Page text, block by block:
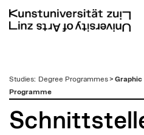
zum
Inhalt
Studies: Degree Programmes> Graphic
Programme